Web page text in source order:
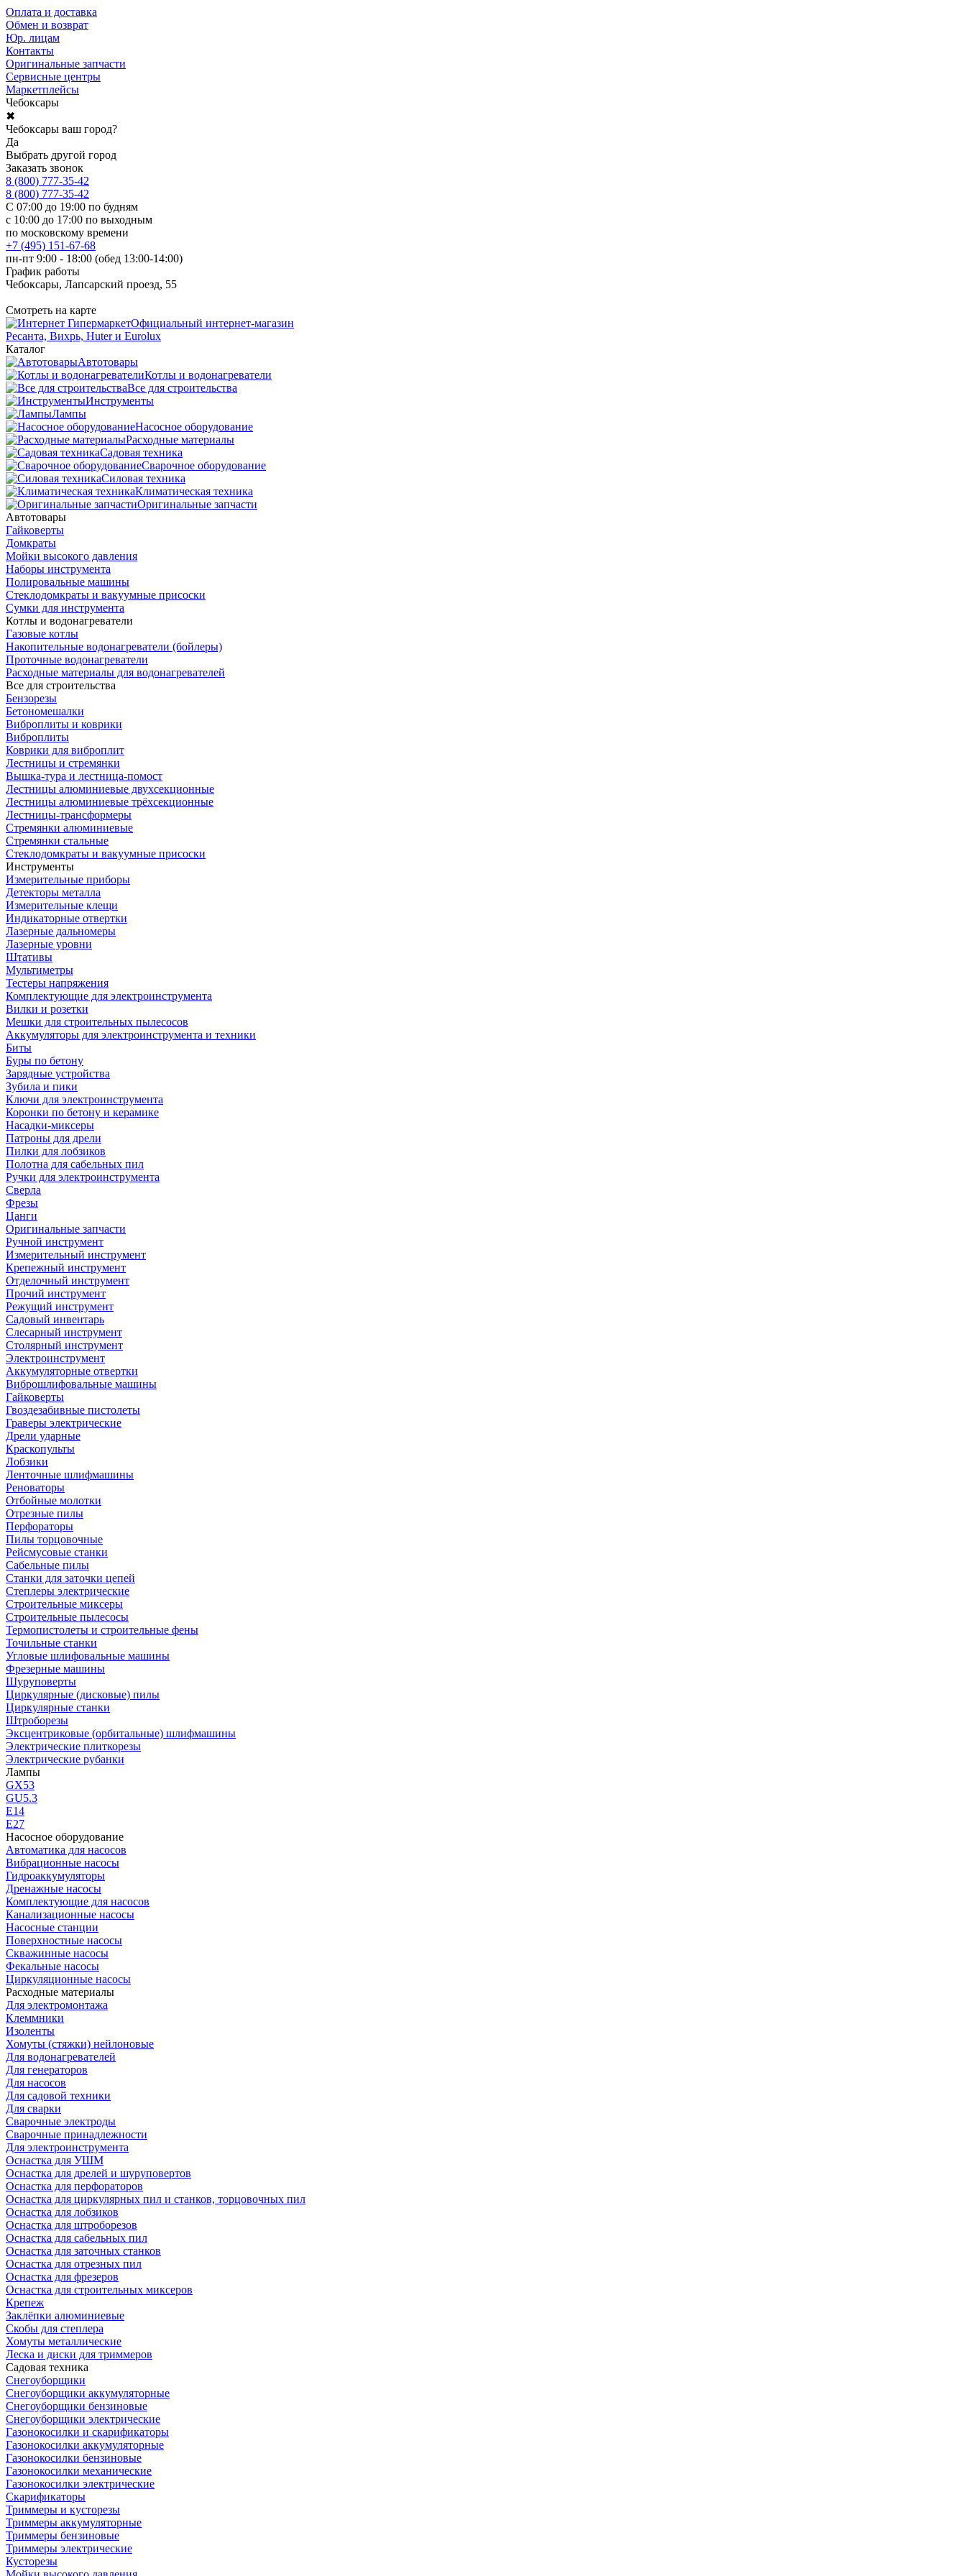
Оплата и доставка
Обмен и возврат
Юр. лицам
Контакты
Оригинальные запчасти
Сервисные центры
Маркетплейсы
Чебоксары
✖
Чебоксары ваш город?
Да
Выбрать другой город
Заказать звонок
8 (800) 777-35-42
8 (800) 777-35-42
С 07:00 до 19:00 по будням
с 10:00 до 17:00 по выходным
по московскому времени
+7 (495) 151-67-68
пн-пт 9:00 - 18:00 (обед 13:00-14:00)
График работы
Чебоксары, Лапсарский проезд, 55
Смотреть на карте
Официальный интернет-магазин
Ресанта, Вихрь, Huter и Eurolux
Каталог
Автотовары
Котлы и водонагреватели
Все для строительства
Инструменты
Лампы
Насосное оборудование
Расходные материалы
Садовая техника
Сварочное оборудование
Силовая техника
Климатическая техника
Оригинальные запчасти
Автотовары
Гайковерты
Домкраты
Мойки высокого давления
Наборы инструмента
Полировальные машины
Стеклодомкраты и вакуумные присоски
Сумки для инструмента
Котлы и водонагреватели
Газовые котлы
Накопительные водонагреватели (бойлеры)
Проточные водонагреватели
Расходные материалы для водонагревателей
Все для строительства
Бензорезы
Бетономешалки
Виброплиты и коврики
Виброплиты
Коврики для виброплит
Лестницы и стремянки
Вышка-тура и лестница-помост
Лестницы алюминиевые двухсекционные
Лестницы алюминиевые трёхсекционные
Лестницы-трансформеры
Стремянки алюминиевые
Стремянки стальные
Стеклодомкраты и вакуумные присоски
Инструменты
Измерительные приборы
Детекторы металла
Измерительные клещи
Индикаторные отвертки
Лазерные дальномеры
Лазерные уровни
Штативы
Мультиметры
Тестеры напряжения
Комплектующие для электроинструмента
Вилки и розетки
Мешки для строительных пылесосов
Аккумуляторы для электроинструмента и техники
Биты
Буры по бетону
Зарядные устройства
Зубила и пики
Ключи для электроинструмента
Коронки по бетону и керамике
Насадки-миксеры
Патроны для дрели
Пилки для лобзиков
Полотна для сабельных пил
Ручки для электроинструмента
Сверла
Фрезы
Цанги
Оригинальные запчасти
Ручной инструмент
Измерительный инструмент
Крепежный инструмент
Отделочный инструмент
Прочий инструмент
Режущий инструмент
Садовый инвентарь
Слесарный инструмент
Столярный инструмент
Электроинструмент
Аккумуляторные отвертки
Виброшлифовальные машины
Гайковерты
Гвоздезабивные пистолеты
Граверы электрические
Дрели ударные
Краскопульты
Лобзики
Ленточные шлифмашины
Реноваторы
Отбойные молотки
Отрезные пилы
Перфораторы
Пилы торцовочные
Рейсмусовые станки
Сабельные пилы
Станки для заточки цепей
Степлеры электрические
Строительные миксеры
Строительные пылесосы
Термопистолеты и строительные фены
Точильные станки
Угловые шлифовальные машины
Фрезерные машины
Шуруповерты
Циркулярные (дисковые) пилы
Циркулярные станки
Штроборезы
Эксцентриковые (орбитальные) шлифмашины
Электрические плиткорезы
Электрические рубанки
Лампы
GX53
GU5.3
Е14
Е27
Насосное оборудование
Автоматика для насосов
Вибрационные насосы
Гидроаккумуляторы
Дренажные насосы
Комплектующие для насосов
Канализационные насосы
Насосные станции
Поверхностные насосы
Скважинные насосы
Фекальные насосы
Циркуляционные насосы
Расходные материалы
Для электромонтажа
Клеммники
Изоленты
Хомуты (стяжки) нейлоновые
Для водонагревателей
Для генераторов
Для насосов
Для садовой техники
Для сварки
Сварочные электроды
Сварочные принадлежности
Для электроинструмента
Оснастка для УШМ
Оснастка для дрелей и шуруповертов
Оснастка для перфораторов
Оснастка для циркулярных пил и станков, торцовочных пил
Оснастка для лобзиков
Оснастка для штроборезов
Оснастка для сабельных пил
Оснастка для заточных станков
Оснастка для отрезных пил
Оснастка для фрезеров
Оснастка для строительных миксеров
Крепеж
Заклёпки алюминиевые
Скобы для степлера
Хомуты металлические
Леска и диски для триммеров
Садовая техника
Снегоуборщики
Снегоуборщики аккумуляторные
Снегоуборщики бензиновые
Снегоуборщики электрические
Газонокосилки и скарификаторы
Газонокосилки аккумуляторные
Газонокосилки бензиновые
Газонокосилки механические
Газонокосилки электрические
Скарификаторы
Триммеры и кусторезы
Триммеры аккумуляторные
Триммеры бензиновые
Триммеры электрические
Кусторезы